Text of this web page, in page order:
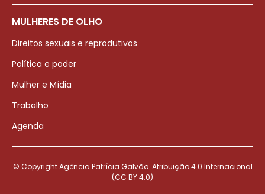
MULHERES DE OLHO
Direitos sexuais e reprodutivos
Política e poder
Mulher e Mídia
Trabalho
Agenda
© Copyright Agência Patrícia Galvão. Atribuição 4.0 Internacional
(CC BY 4.0)